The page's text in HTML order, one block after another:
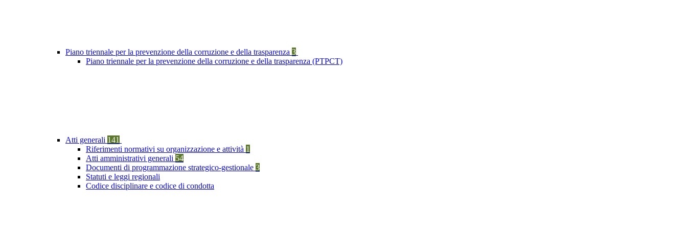
Piano triennale per la prevenzione della corruzione e della trasparenza 3
Piano triennale per la prevenzione della corruzione e della trasparenza (PTPCT)
Atti generali 141
Riferimenti normativi su organizzazione e attività 1
Atti amministrativi generali 54
Documenti di programmazione strategico-gestionale 3
Statuti e leggi regionali
Codice disciplinare e codice di condotta